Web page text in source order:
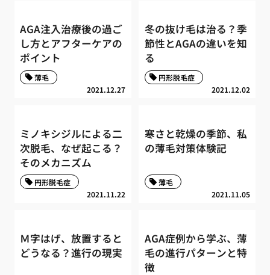
AGA注入治療後の過ご
し方とアフターケアの
ポイント
2021.12.27
薄毛
冬の抜け毛は治る？季
節性とAGAの違いを知
る
2021.12.02
円形脱毛症
ミノキシジルによる二
次脱毛、なぜ起こる？
そのメカニズム
2021.11.22
円形脱毛症
寒さと乾燥の季節、私
の薄毛対策体験記
2021.11.05
薄毛
Ｍ字はげ、放置すると
どうなる？進行の現実
AGA症例から学ぶ、薄
毛の進行パターンと特
徴